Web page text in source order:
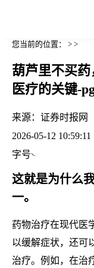
您当前的位置： > >
葫芦里不买
医疗的关键-
来源： 证券时报网
2026-05-12 10:59:11
字号
这就是为什么
一。
药物治疗在现代医
以缓解症状，还可
治疗。例如，在治